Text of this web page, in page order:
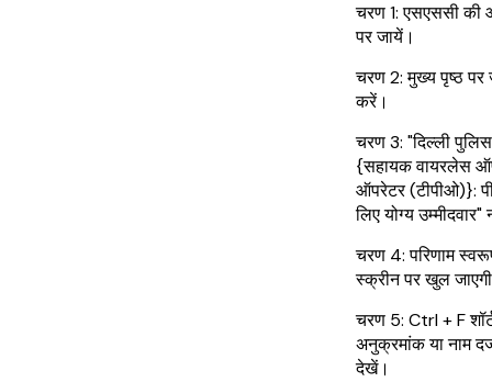
चरण 1: एसएससी की
पर जायें।
चरण 2: मुख्य पृष्ठ पर
करें।
चरण 3: "दिल्ली
{सहायक वायरलेस
ऑपरेटर (टीपीओ)}:
लिए योग्य
चरण 4: परिणाम
स्क्रीन पर खुल
चरण 5: Ctrl + F
अनुक्रमांक या नाम
देखें।